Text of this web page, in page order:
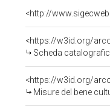
<http://
<https://w3id.org/
Scheda
<https://w3id.org/
Misure del bene